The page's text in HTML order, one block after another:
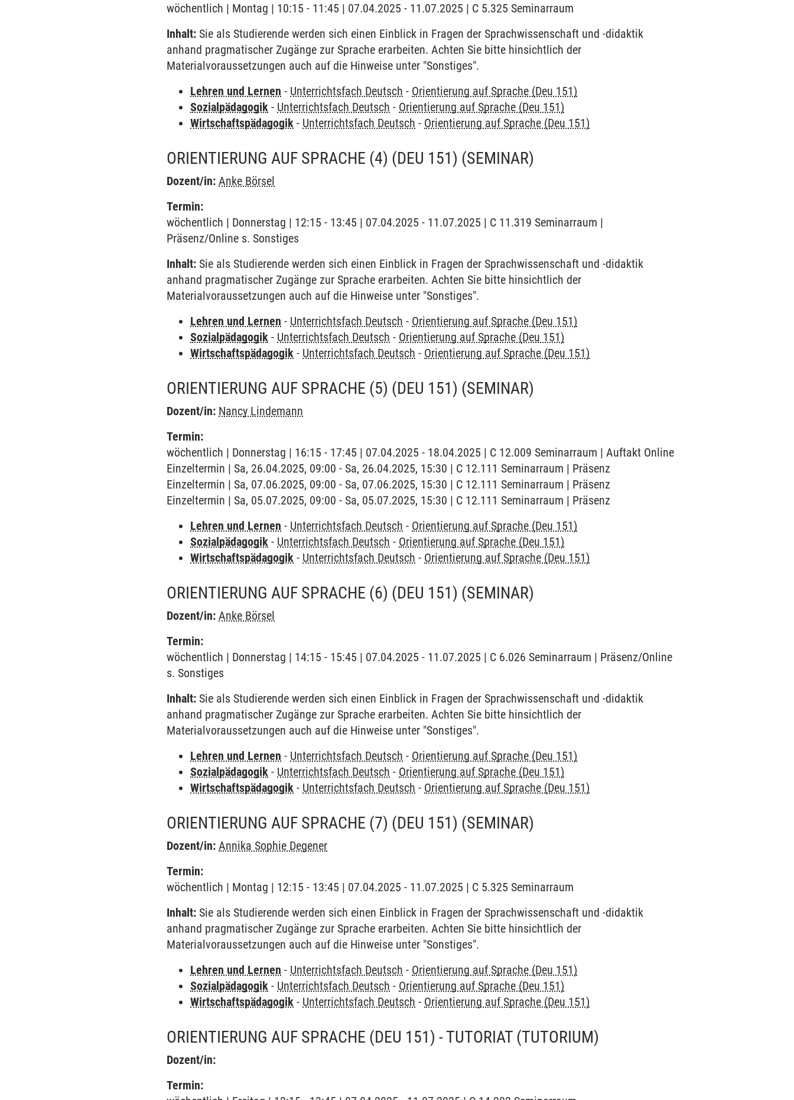
wöchentlich | Montag | 10:15 - 11:45 | 07.04.2025 - 11.07.2025 | C 5.325 Seminarraum
Inhalt: Sie als Studierende werden sich einen Einblick in Fragen der Sprachwissenschaft und -didaktik
anhand pragmatischer Zugänge zur Sprache erarbeiten. Achten Sie bitte hinsichtlich der
Materialvoraussetzungen auch auf die Hinweise unter "Sonstiges".
Lehren und Lernen - Unterrichtsfach Deutsch - Orientierung auf Sprache (Deu 151)
Sozialpädagogik - Unterrichtsfach Deutsch - Orientierung auf Sprache (Deu 151)
Wirtschaftspädagogik - Unterrichtsfach Deutsch - Orientierung auf Sprache (Deu 151)
ORIENTIERUNG AUF SPRACHE (4) (DEU 151) (SEMINAR)
Dozent/in: Anke Börsel
Termin:
wöchentlich | Donnerstag | 12:15 - 13:45 | 07.04.2025 - 11.07.2025 | C 11.319 Seminarraum |
Präsenz/Online s. Sonstiges
Inhalt: Sie als Studierende werden sich einen Einblick in Fragen der Sprachwissenschaft und -didaktik
anhand pragmatischer Zugänge zur Sprache erarbeiten. Achten Sie bitte hinsichtlich der
Materialvoraussetzungen auch auf die Hinweise unter "Sonstiges".
Lehren und Lernen - Unterrichtsfach Deutsch - Orientierung auf Sprache (Deu 151)
Sozialpädagogik - Unterrichtsfach Deutsch - Orientierung auf Sprache (Deu 151)
Wirtschaftspädagogik - Unterrichtsfach Deutsch - Orientierung auf Sprache (Deu 151)
ORIENTIERUNG AUF SPRACHE (5) (DEU 151) (SEMINAR)
Dozent/in: Nancy Lindemann
Termin:
wöchentlich | Donnerstag | 16:15 - 17:45 | 07.04.2025 - 18.04.2025 | C 12.009 Seminarraum | Auftakt Online
Einzeltermin | Sa, 26.04.2025, 09:00 - Sa, 26.04.2025, 15:30 | C 12.111 Seminarraum | Präsenz
Einzeltermin | Sa, 07.06.2025, 09:00 - Sa, 07.06.2025, 15:30 | C 12.111 Seminarraum | Präsenz
Einzeltermin | Sa, 05.07.2025, 09:00 - Sa, 05.07.2025, 15:30 | C 12.111 Seminarraum | Präsenz
Lehren und Lernen - Unterrichtsfach Deutsch - Orientierung auf Sprache (Deu 151)
Sozialpädagogik - Unterrichtsfach Deutsch - Orientierung auf Sprache (Deu 151)
Wirtschaftspädagogik - Unterrichtsfach Deutsch - Orientierung auf Sprache (Deu 151)
ORIENTIERUNG AUF SPRACHE (6) (DEU 151) (SEMINAR)
Dozent/in: Anke Börsel
Termin:
wöchentlich | Donnerstag | 14:15 - 15:45 | 07.04.2025 - 11.07.2025 | C 6.026 Seminarraum | Präsenz/Online
s. Sonstiges
Inhalt: Sie als Studierende werden sich einen Einblick in Fragen der Sprachwissenschaft und -didaktik
anhand pragmatischer Zugänge zur Sprache erarbeiten. Achten Sie bitte hinsichtlich der
Materialvoraussetzungen auch auf die Hinweise unter "Sonstiges".
Lehren und Lernen - Unterrichtsfach Deutsch - Orientierung auf Sprache (Deu 151)
Sozialpädagogik - Unterrichtsfach Deutsch - Orientierung auf Sprache (Deu 151)
Wirtschaftspädagogik - Unterrichtsfach Deutsch - Orientierung auf Sprache (Deu 151)
ORIENTIERUNG AUF SPRACHE (7) (DEU 151) (SEMINAR)
Dozent/in: Annika Sophie Degener
Termin:
wöchentlich | Montag | 12:15 - 13:45 | 07.04.2025 - 11.07.2025 | C 5.325 Seminarraum
Inhalt: Sie als Studierende werden sich einen Einblick in Fragen der Sprachwissenschaft und -didaktik
anhand pragmatischer Zugänge zur Sprache erarbeiten. Achten Sie bitte hinsichtlich der
Materialvoraussetzungen auch auf die Hinweise unter "Sonstiges".
Lehren und Lernen - Unterrichtsfach Deutsch - Orientierung auf Sprache (Deu 151)
Sozialpädagogik - Unterrichtsfach Deutsch - Orientierung auf Sprache (Deu 151)
Wirtschaftspädagogik - Unterrichtsfach Deutsch - Orientierung auf Sprache (Deu 151)
ORIENTIERUNG AUF SPRACHE (DEU 151) - TUTORIAT (TUTORIUM)
Dozent/in:
Termin: